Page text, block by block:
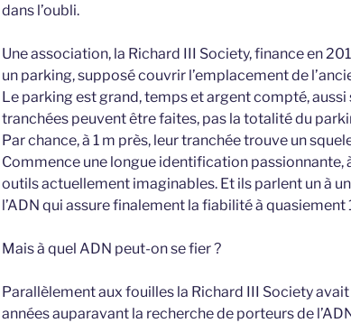
dans l’oubli.
Une association, la Richard III Society, finance en
un parking, supposé couvrir l’emplacement de
Le parking est grand, temps et argent compté, aussi
tranchées peuvent être faites, pas la totalité du
Par chance, à 1 m près, leur tranchée trouve un
Commence une longue identification passionnante,
outils actuellement imaginables. Et ils parlent un à
l’ADN qui assure finalement la fiabilité à quasiement
Mais à quel ADN peut-on se fier ?
Parallèlement aux fouilles la Richard III Society
années auparavant la recherche de porteurs de